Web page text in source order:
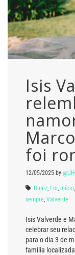
Isis
foi
12/05/2025 by
Buaiz Foi início
sempre Valverde
Isis Valverde e
celebrar seu
para o dia 3 de
família